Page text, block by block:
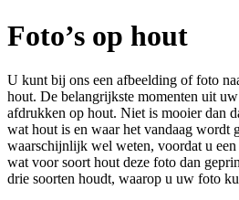
Foto’s op hout
U kunt bij ons een afbeelding of foto
hout. De belangrijkste momenten uit
afdrukken op hout. Niet is mooier dan
wat hout is en waar het vandaag wordt
waarschijnlijk wel weten, voordat u een
wat voor soort hout deze foto dan
drie soorten houdt, waarop u uw foto